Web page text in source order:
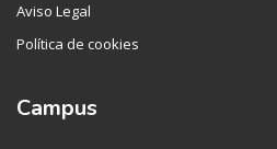
Aviso Legal
Política de cookies
Campus